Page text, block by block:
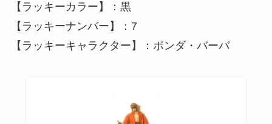
【ラッキーカラー】：黒
【ラッキーナンバー】：7
【ラッキーキャラクター】：ポンダ・バーバ